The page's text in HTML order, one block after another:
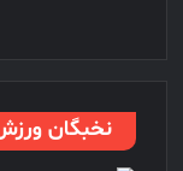
نخبگان